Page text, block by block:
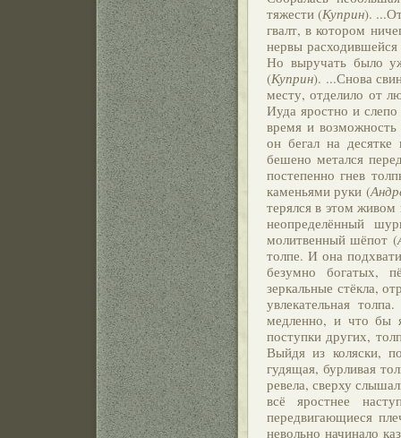
тяжести (Куприн).
гвалт, в котором
нервы
Но выручать было
(Куприн). ...Снова
месту, отделило от
Иуда яростно и
время и
он бегал на
бешено метался
постепенно гнев
каменьями руки (
терялся в этом
неопределённый
молитвенный шёпот (
толпе. И она
безумно богатых,
зеркальные стёкла,
увлекательная
медленно, и что бы
поступки других,
Выйдя из коляски,
гудящая, бурливая
ревела, сверху
всё яростнее
передвигающиеся
невольно начинало